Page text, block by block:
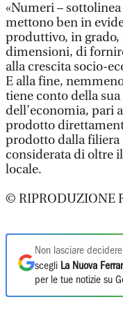
«Numeri –
mettono ben in
produttivo, in
dimensioni, di
alla crescita socio-
E alla fine,
tiene conto della
dell’economia, pari
prodotto
prodotto dalla filiera
considerata di oltre
locale.
© RIPRODUZIONE
Non lasciare
scegli La Nuova
per le tue notizie su